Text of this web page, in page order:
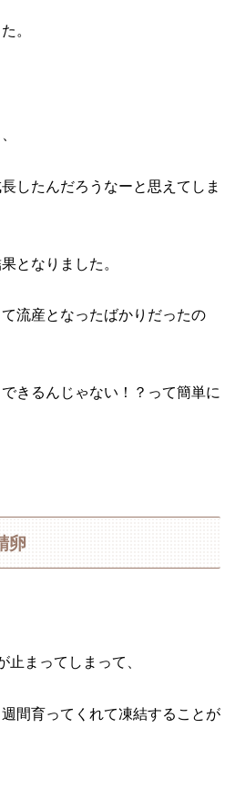
。
したんだろうなーと思えてしま
となりました。
流産となったばかりだったの
きるんじゃない！？って簡単に
卵
まってしまって、
間育ってくれて凍結することが